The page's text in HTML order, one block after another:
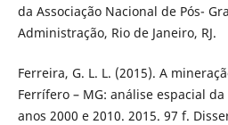
da Associação Nacional de Pós-
Administração, Rio de Janeiro, RJ.
Ferreira, G. L. L. (2015). A
Ferrífero – MG: análise espacial
anos 2000 e 2010. 2015. 97 f.